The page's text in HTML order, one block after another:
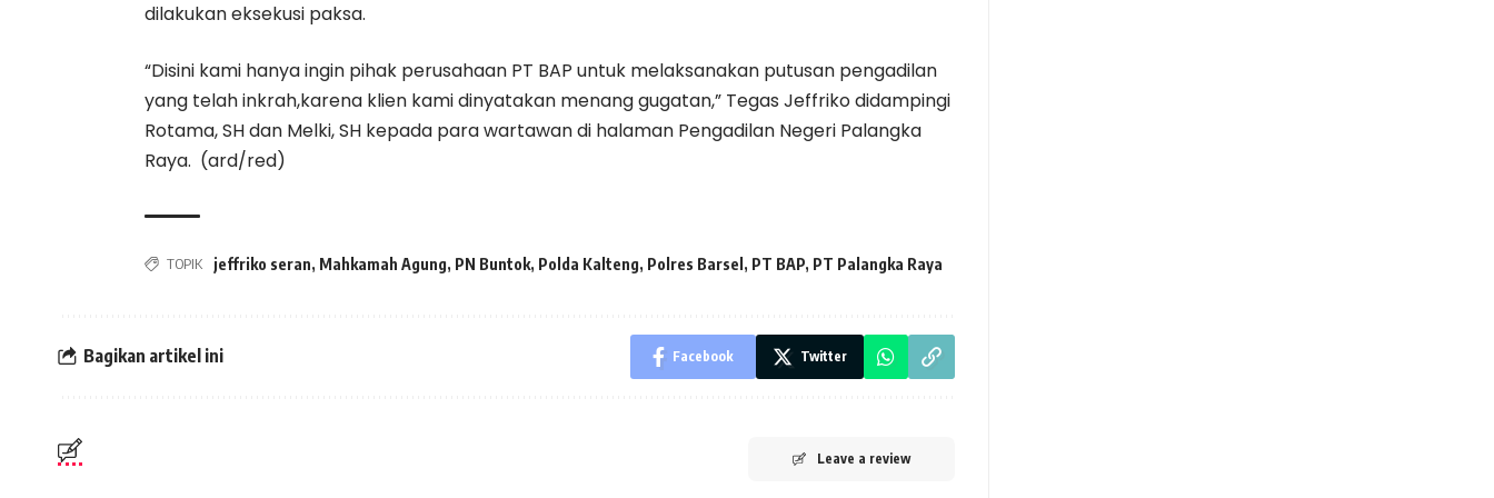
dilakukan eksekusi paksa.
“Disini kami hanya ingin pihak perusahaan PT BAP untuk melaksanakan putusan pengadilan
yang telah inkrah,karena klien kami dinyatakan menang gugatan,” Tegas Jeffriko didampingi
Rotama, SH dan Melki, SH kepada para wartawan di halaman Pengadilan Negeri Palangka
Raya. (ard/red)
TOPIK jeffriko seran, Mahkamah Agung, PN Buntok, Polda Kalteng, Polres Barsel , PT BAP, PT Palangka Raya
Bagikan artikel ini Facebook Twitter
Leave a review